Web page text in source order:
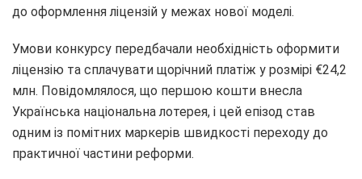
до оформлення ліцензій у межах нової моделі.
Умови конкурсу передбачали необхідність оформити
ліцензію та сплачувати щорічний платіж у розмірі €24,2
млн. Повідомлялося, що першою кошти внесла
Українська національна лотерея, і цей епізод став
одним із помітних маркерів швидкості переходу до
практичної частини реформи.